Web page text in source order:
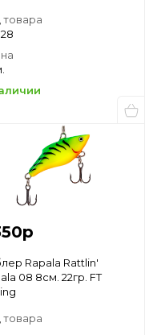
товара
р
Rapala Rattlin'
08 8см. 22гр. FT
товара